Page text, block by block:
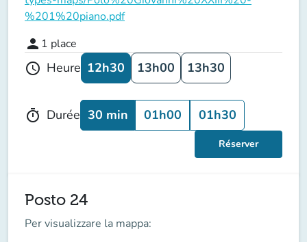
%201%20piano.pdf
person 1 place
schedule Heure 12h30 13h00 13h30
timer Durée 30 min 01h00 01h30
Réserver
Posto 24
Per visualizzare la mappa: